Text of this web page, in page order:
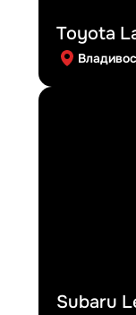
Toyota
Subaru